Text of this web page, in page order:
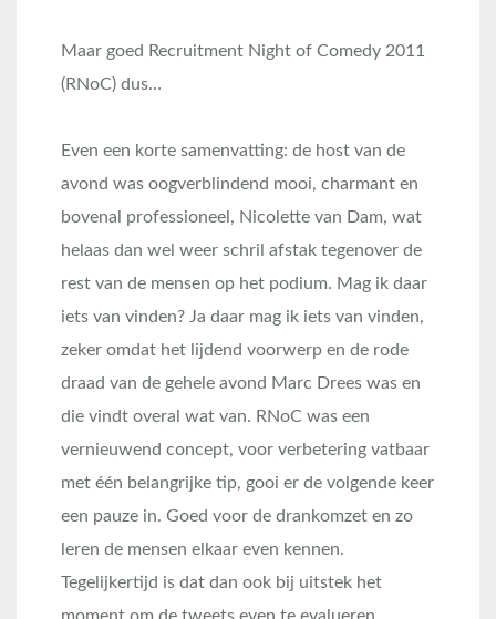
Maar goed Recruitment Night of Comedy 2011
(RNoC) dus…
Even een korte samenvatting: de host van de
avond was oogverblindend mooi, charmant en
bovenal professioneel, Nicolette van Dam, wat
helaas dan wel weer schril afstak tegenover de
rest van de mensen op het podium. Mag ik daar
iets van vinden? Ja daar mag ik iets van vinden,
zeker omdat het lijdend voorwerp en de rode
draad van de gehele avond Marc Drees was en
die vindt overal wat van. RNoC was een
vernieuwend concept, voor verbetering vatbaar
met één belangrijke tip, gooi er de volgende keer
een pauze in. Goed voor de drankomzet en zo
leren de mensen elkaar even kennen.
Tegelijkertijd is dat dan ook bij uitstek het